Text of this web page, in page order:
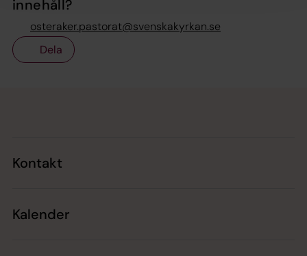
innehåll?
osteraker.pastorat@svenskakyrkan.se
Dela
Kontakt
Kalender